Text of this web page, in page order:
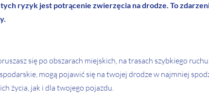
ryzyk jest potrącenie zwierzęcia na drodze. To
się po obszarach miejskich, na trasach szybkiego
mogą pojawić się na twojej drodze w najmniej
życia, jak i dla twojego pojazdu.